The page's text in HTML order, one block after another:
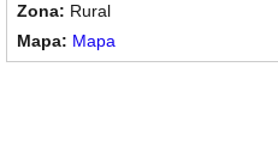
Rural
Mapa